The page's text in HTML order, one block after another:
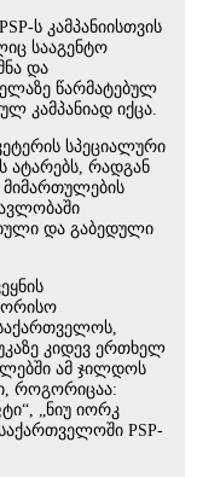
ს კამპანიისთვის
სააგენტო
და
წარმატებულ
კამპანიად იქცა.
სპეციალური
ატარებს, რადგან
მიმართულების
და გაბედული
კიდევ ერთხელ
ამ ჯილდოს
როგორიცაა:
„ნიუ იორკ
PSP-